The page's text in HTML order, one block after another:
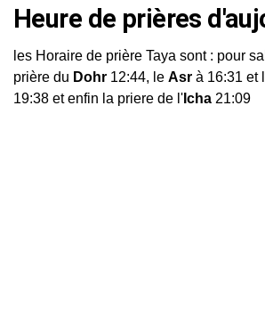
Heure de prières
les Horaire de prière Taya sont : pour
prière du Dohr 12:44, le Asr à 16:31 et
19:38 et enfin la priere de l' Icha 21:09